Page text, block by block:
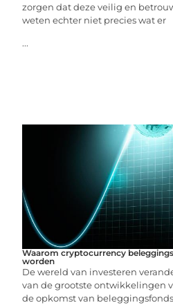
zorgen dat deze veilig en
weten echter niet precies wat er
...
Waarom cryptocurrency
worden
De wereld van investeren
van de grootste ontwikkelingen
de opkomst van